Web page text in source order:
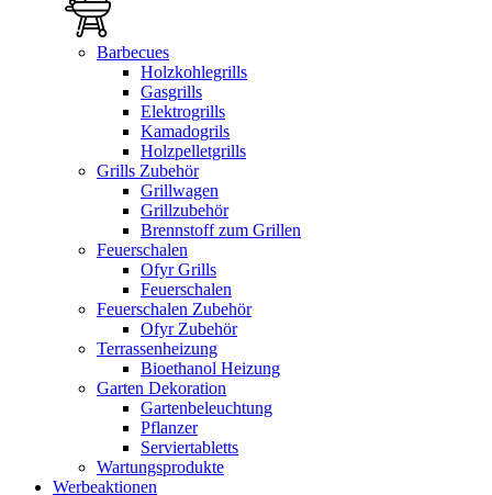
Barbecues
Holzkohlegrills
Gasgrills
Elektrogrills
Kamadogrils
Holzpelletgrills
Grills Zubehör
Grillwagen
Grillzubehör
Brennstoff zum Grillen
Feuerschalen
Ofyr Grills
Feuerschalen
Feuerschalen Zubehör
Ofyr Zubehör
Terrassenheizung
Bioethanol Heizung
Garten Dekoration
Gartenbeleuchtung
Pflanzer
Serviertabletts
Wartungsprodukte
Werbeaktionen